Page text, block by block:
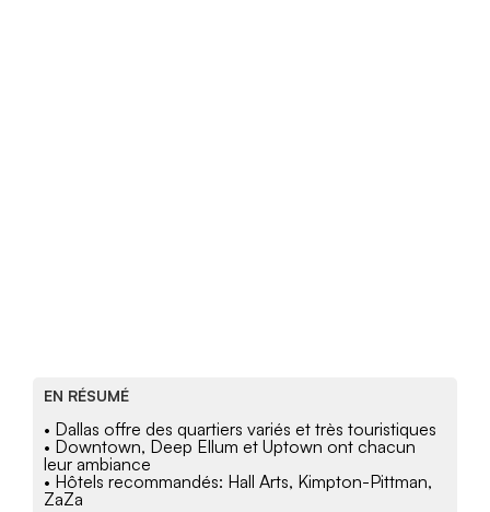
EN RÉSUMÉ
• Dallas offre des quartiers variés et très touristiques
• Downtown, Deep Ellum et Uptown ont chacun
leur ambiance
• Hôtels recommandés: Hall Arts, Kimpton-Pittman,
ZaZa